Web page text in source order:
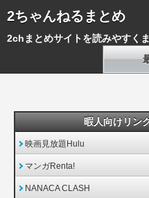
2ちゃんねるまとめ
2chまとめサイトを読みやすく
暇人向けリン
映画見放題Hulu
マンガRenta!
NANACA CLASH